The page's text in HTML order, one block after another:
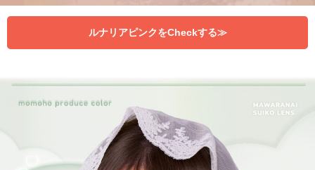
ルナリアピンクをCheckする≫